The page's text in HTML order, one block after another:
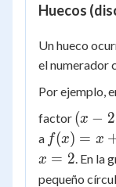
Huecos
Un hueco
el numerador
Por ejemplo,
factor (x-
2)
(x − 2
a f(x)
=
x+1
f(x) = x
x = 2 . En la
pequeño